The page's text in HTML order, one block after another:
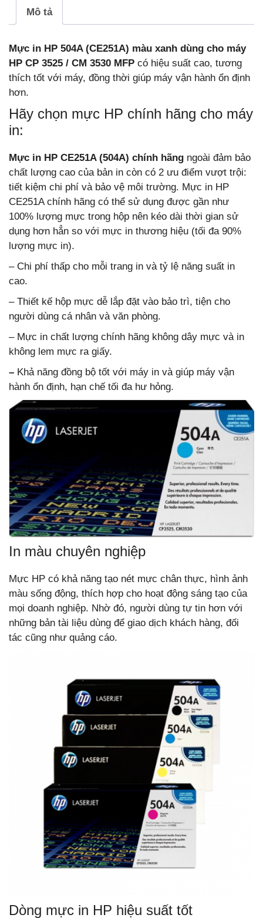
Mô tả
Mực in HP 504A (CE251A) màu xanh dùng cho máy
HP CP 3525 / CM 3530 MFP có hiệu suất cao, tương
thích tốt với máy, đồng thời giúp máy vận hành ổn định
hơn.
Hãy chọn mực HP chính hãng cho máy
in:
Mực in HP CE251A (504A) chính hãng ngoài đảm bảo
chất lượng cao của bản in còn có 2 ưu điểm vượt trội:
tiết kiệm chi phí và bảo vệ môi trường. Mực in HP
CE251A chính hãng có thể sử dụng được gần như
100% lượng mực trong hộp nên kéo dài thời gian sử
dụng hơn hẳn so với mực in thương hiệu (tối đa 90%
lượng mực in).
– Chi phí thấp cho mỗi trang in và tỷ lệ năng suất in
cao.
– Thiết kế hộp mực dễ lắp đặt vào bảo trì, tiện cho
người dùng cá nhân và văn phòng.
– Mực in chất lượng chính hãng không dây mực và in
không lem mực ra giấy.
– Khả năng đồng bộ tốt với máy in và giúp máy vận
hành ổn định, hạn chế tối đa hư hỏng.
In màu chuyên nghiệp
Mực HP có khả năng tạo nét mực chân thực, hình ảnh
màu sống động, thích hợp cho hoạt động sáng tạo của
mọi doanh nghiệp. Nhờ đó, người dùng tự tin hơn với
những bản tài liệu dùng để giao dịch khách hàng, đối
tác cũng như quảng cáo.
Dòng mực in HP hiệu suất tốt